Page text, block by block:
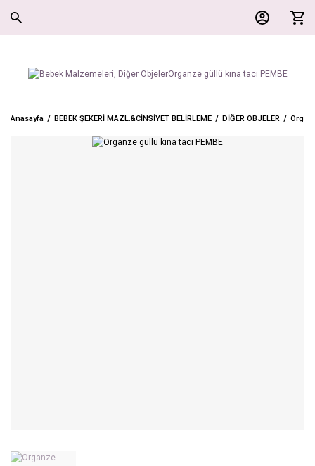
Anasayfa BEBEK ŞEKERİ MAZL.&CİNSİYET BELİRLEME DİĞER OBJELER